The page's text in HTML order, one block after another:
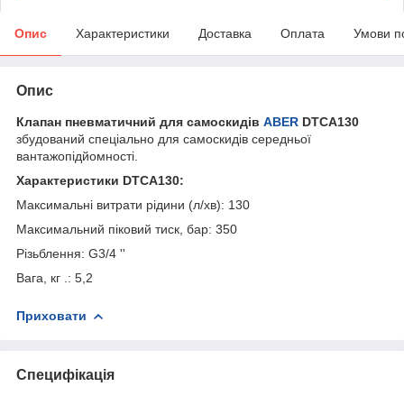
Опис Характеристики Доставка Оплата Умови
Опис
Клапан пневматичний для самоскидів ABER DTCA130
збудований спеціально для самоскидів середньої
вантажопідйомності.
Характеристики DTCA130:
Максимальні витрати рідини (л/хв): 130
Максимальний піковий тиск, бар: 350
Різьблення: G3/4 ''
Вага, кг .: 5,2
Приховати
Специфікація